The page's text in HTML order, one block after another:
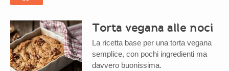
Torta vegana alle noci
La ricetta base per una torta vegana
semplice, con pochi ingredienti ma
davvero buonissima.